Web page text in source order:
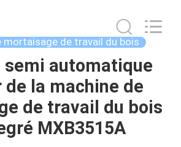
mortaisage de travail du bois
semi automatique
de la machine de
de travail du bois
MXB3515A